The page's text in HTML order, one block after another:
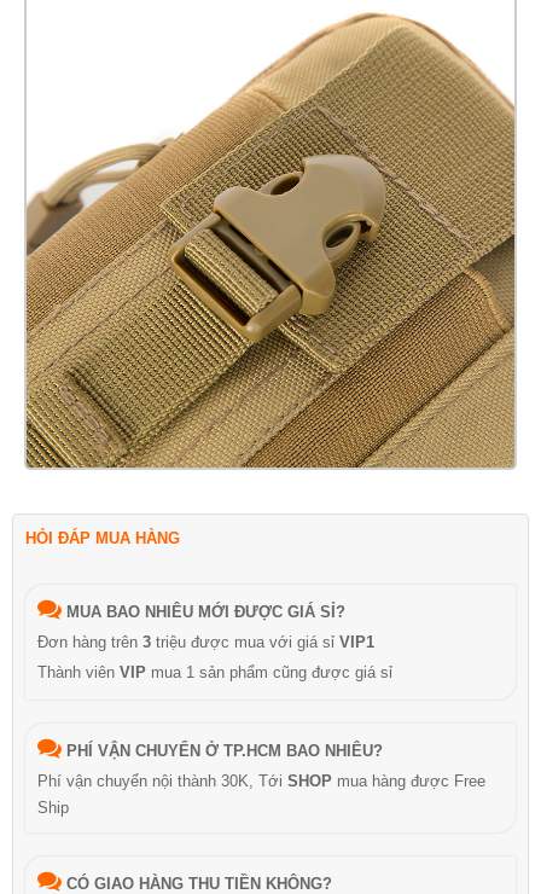
HỎI ĐÁP MUA HÀNG
MUA BAO NHIÊU MỚI ĐƯỢC GIÁ SỈ?
Đơn hàng trên 3 triệu được mua với giá sỉ VIP1
Thành viên VIP mua 1 sản phẩm cũng được giá sỉ
PHÍ VẬN CHUYỂN Ở TP.HCM BAO NHIÊU?
Phí vận chuyển nội thành 30K, Tới SHOP mua hàng được Free
Ship
CÓ GIAO HÀNG THU TIỀN KHÔNG?